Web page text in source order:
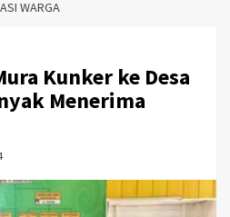
WARGA
Kunker ke Desa
Menerima